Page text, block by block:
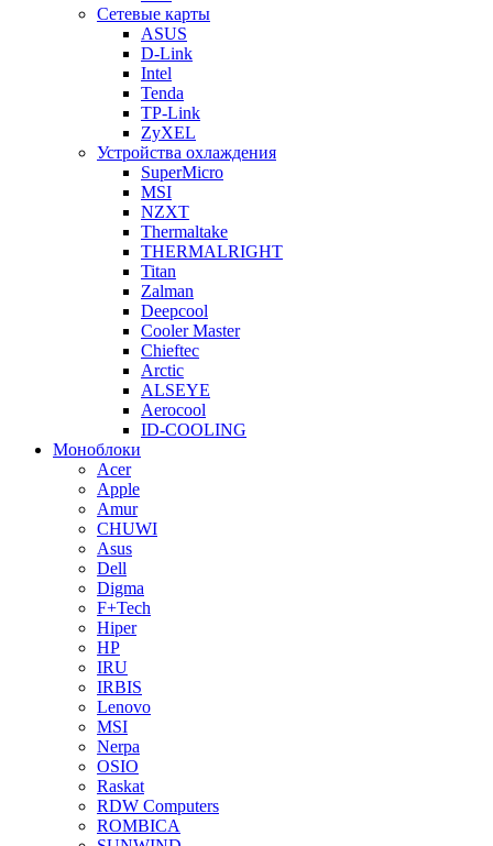
Сетевые карты
ASUS
D-Link
Intel
Tenda
TP-Link
ZyXEL
Устройства охлаждения
SuperMicro
MSI
NZXT
Thermaltake
THERMALRIGHT
Titan
Zalman
Deepcool
Cooler Master
Chieftec
Arctic
ALSEYE
Aerocool
ID-COOLING
Моноблоки
Acer
Apple
Amur
CHUWI
Asus
Dell
Digma
F+Tech
Hiper
HP
IRU
IRBIS
Lenovo
MSI
Nerpa
OSIO
Raskat
RDW Computers
ROMBICA